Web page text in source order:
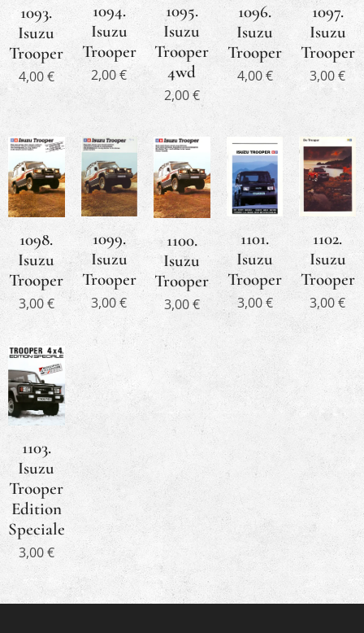
1093.
Isuzu
Trooper
4,00€
1094.
Isuzu
Trooper
2,00€
1095.
Isuzu
Trooper
4wd
2,00€
1096.
Isuzu
Trooper
4,00€
1097.
Isuzu
Trooper
3,00€
1098.
Isuzu
Trooper
3,00€
1099.
Isuzu
Trooper
3,00€
1100.
Isuzu
Trooper
3,00€
1101.
Isuzu
Trooper
3,00€
1102.
Isuzu
Trooper
3,00€
1103.
Isuzu
Trooper
Edition
Speciale
3,00€